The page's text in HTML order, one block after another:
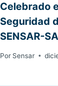
Celebrado
Seguridad
SENSAR-
Por Sensar